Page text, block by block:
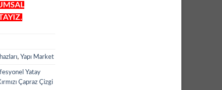
, Yapı Market
Yatay
Çapraz Çizgi